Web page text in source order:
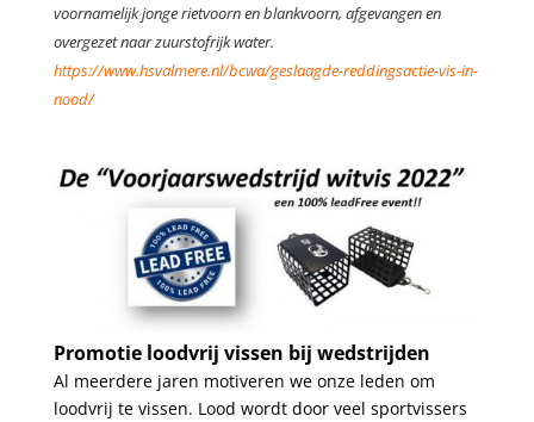
voornamelijk jonge rietvoorn en blankvoorn, afgevangen en
overgezet naar zuurstofrijk water.
https://www.hsvalmere.nl/bcwa/geslaagde-reddingsactie-vis-in-
nood/
Promotie loodvrij vissen bij wedstrijden
Al meerdere jaren motiveren we onze leden om
loodvrij te vissen. Lood wordt door veel sportvissers